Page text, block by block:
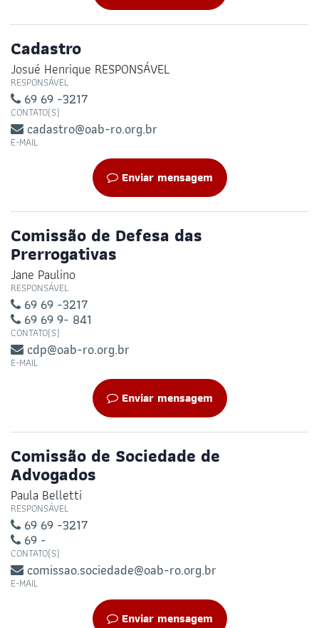
Cadastro
Josué Henrique RESPONSÁVEL
RESPONSÁVEL
69 69 -3217
CONTATO(S)
cadastro@oab-ro.org.br
E-MAIL
Enviar mensagem
Comissão de Defesa das
Prerrogativas
Jane Paulino
RESPONSÁVEL
69 69 -3217
69 69 9- 841
CONTATO(S)
cdp@oab-ro.org.br
E-MAIL
Enviar mensagem
Comissão de Sociedade de
Advogados
Paula Belletti
RESPONSÁVEL
69 69 -3217
69 -
CONTATO(S)
comissao.sociedade@oab-ro.org.br
E-MAIL
Enviar mensagem